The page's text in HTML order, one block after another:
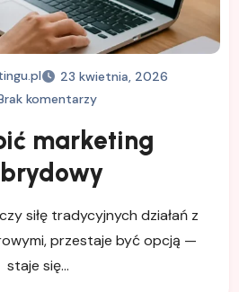
23 kwietnia, 2026
komentarzy
marketing
siłę tradycyjnych działań z
przestaje być opcją —
staje się…